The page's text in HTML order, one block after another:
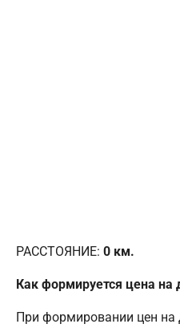
РАССТОЯНИЕ: 0 км.
Как формируется цена на
При формировании цен на